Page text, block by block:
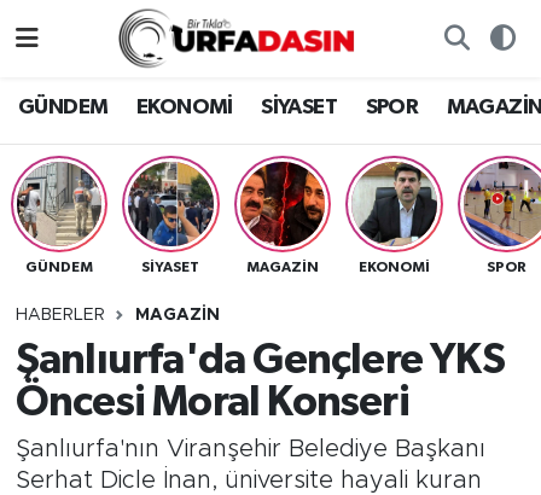
GÜNDEM EKONOMİ SİYASET SPOR
GÜNDEM SİYASET MAGAZİN EKONOMİ SPOR
HABERLER MAGAZİN
Şanlıurfa'da Gençlere YKS
Öncesi Moral Konseri
Şanlıurfa'nın Viranşehir Belediye Başkanı
Serhat Dicle İnan, üniversite hayali kuran
EKONOMİ
SİYASET
SPOR
SAĞLIK
TEKNOLOJİ
Gizlilik ve Güvenlik Politikası
İletişim
Nöbetçi Eczaneler
Hava Durumu
Namaz Vakitleri
Trafik Durumu
Tüm Manşetler
Son Dakika Haberleri